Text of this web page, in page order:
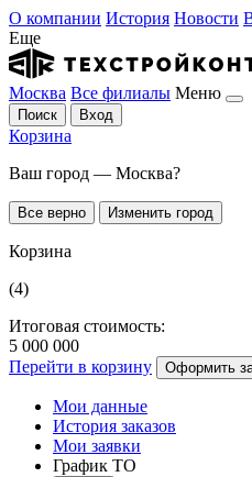
О компании История Новости
Еще
Москва Все филиалы Меню
Поиск Вход
Корзина
Ваш город — Москва?
Все верно Изменить город
Корзина
(4)
Итоговая стоимость:
5 000 000
Перейти в корзину
Оформить
Мои данные
История заказов
Мои заявки
График ТО